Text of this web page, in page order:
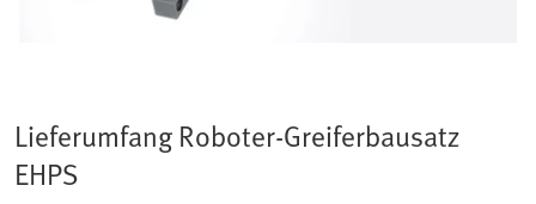
Lieferumfang Roboter-Greiferbausatz
EHPS